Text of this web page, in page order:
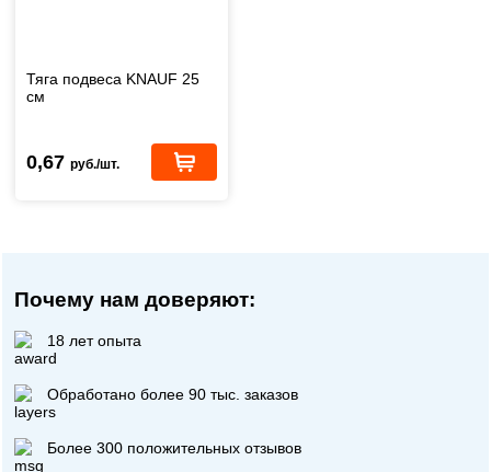
Тяга подвеса KNAUF 25
см
0,67 руб./шт.
Почему нам доверяют:
18 лет опыта
Обработано более 90 тыс. заказов
Более 300 положительных отзывов